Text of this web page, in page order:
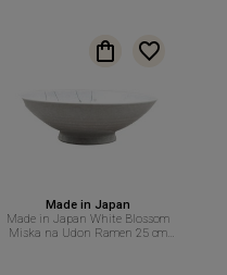
Made in Japan
Made in Japan White Blossom
Miska na Udon Ramen 25 cm